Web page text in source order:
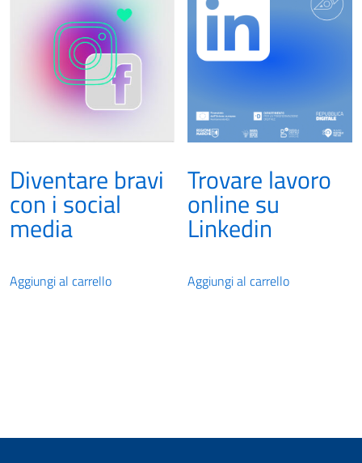
Diventare bravi
con i social
media
Aggiungi al carrello
Trovare lavoro
online su
Linkedin
Aggiungi al carrello